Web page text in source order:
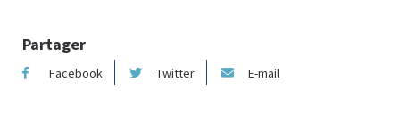
Partager
Facebook Twitter E-mail